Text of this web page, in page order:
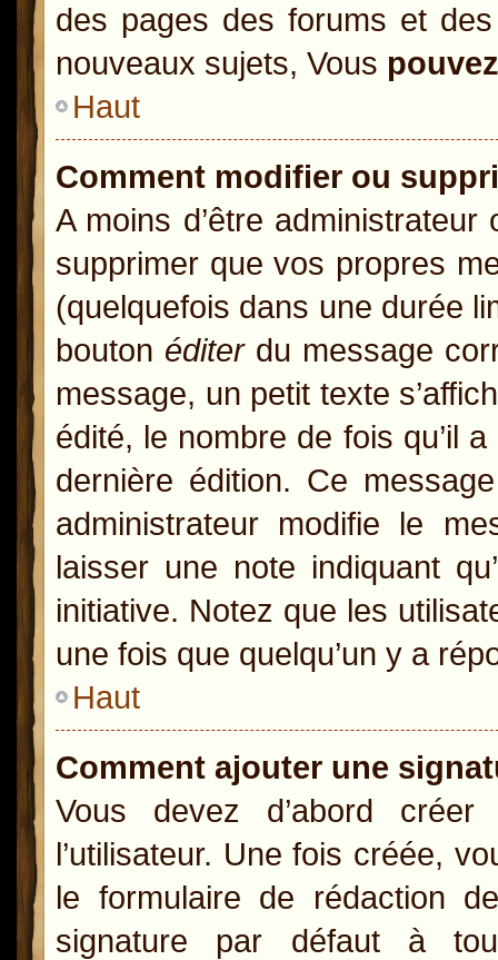
des pages des forums et
nouveaux sujets, Vous pouvez
Haut
Comment modifier ou
A moins d’être
supprimer que vos propres
(quelquefois dans une durée
bouton éditerdu message
message, un petit texte
édité, le nombre de fois qu’il
dernière édition. Ce
administrateur modifie le
laisser une note indiquant
initiative. Notez que les
une fois que quelqu’un y a
Haut
Comment ajouter une
Vous devez d’abord
l’utilisateur. Une fois créée,
le formulaire de rédaction
signature par défaut à